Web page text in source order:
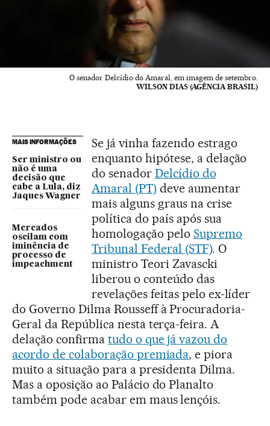
O senador Delcídio do Amaral, em imagem de setembro.
WILSON DIAS (AGÊNCIA BRASIL)
MAIS INFORMAÇÕES
Ser ministro ou
não é uma
decisão que
cabe a Lula, diz
Jaques Wagner
Mercados
oscilam com
iminência de
processo de
impeachment
Se já vinha fazendo estrago
enquanto hipótese, a delação
do senador Delcídio do
Amaral (PT) deve aumentar
mais alguns graus na crise
política do país após sua
homologação pelo Supremo
Tribunal Federal (STF). O
ministro Teori Zavascki
liberou o conteúdo das
revelações feitas pelo ex-líder
do Governo Dilma Rousseff à Procuradoria-
Geral da República nesta terça-feira. A
delação confirma tudo o que já vazou do
acordo de colaboração premiada, e piora
muito a situação para a presidenta Dilma.
Mas a oposição ao Palácio do Planalto
também pode acabar em maus lençóis.